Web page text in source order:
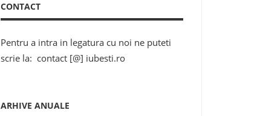
CONTACT
Pentru a intra in legatura cu noi ne puteti
scrie la: contact [@] iubesti.ro
ARHIVE ANUALE